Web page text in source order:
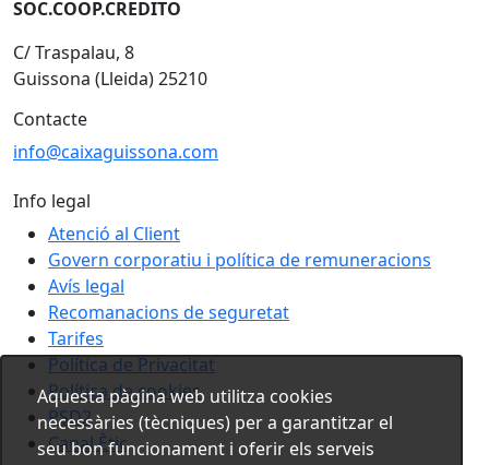
SOC.COOP.CREDITO
C/ Traspalau, 8
Guissona (Lleida) 25210
Contacte
info@caixaguissona.com
Info legal
Atenció al Client
Govern corporatiu i política de remuneracions
Avís legal
Recomanacions de seguretat
Tarifes
Política de Privacitat
Política de cookies
PSD2
Canal Ètic
Aquesta pàgina web utilitza cookies
necessàries (tècniques) per a garantitzar el
seu bon funcionament i oferir els serveis